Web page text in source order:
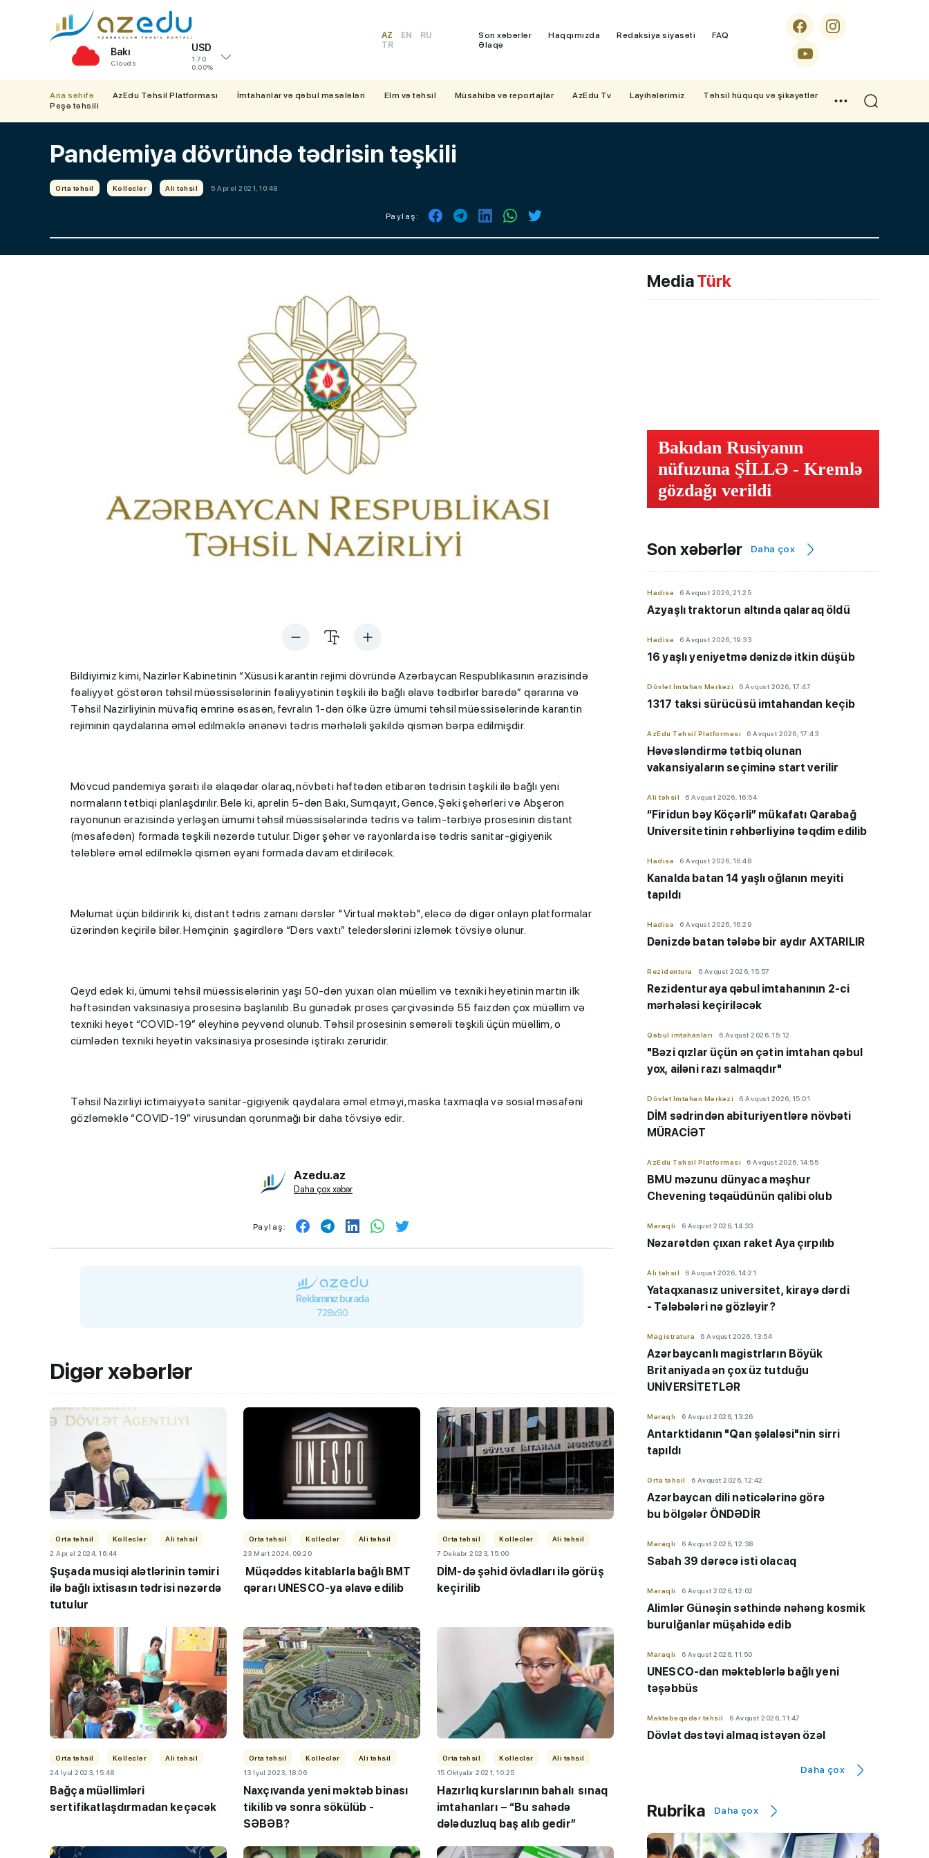
Bakı
Clouds
USD
1.70
0.00%
AZ EN
RU
TR
Son xəbərlər Haqqımızda Redaksiya siyasəti
FAQ
Əlaqə
Ana səhifə AzEdu Təhsil Platforması İmtahanlar və qəbul məsələləri Elm və təhsil Müsahibə və reportajlar AzEdu Tv Layihələrimiz
Təhsil hüququ və şikayətlər
Peşə təhsili
Pandemiya dövründə tədrisin təşkili
Orta təhsil Kolleclər Ali təhsil 5 Aprel 2021, 10:48
Paylaş:
Bildiyimiz kimi, Nazirlər Kabinetinin “Xüsusi karantin rejimi dövründə Azərbaycan Respublikasının ərazisində
fəaliyyət göstərən təhsil müəssisələrinin fəaliyyətinin təşkili ilə bağlı əlavə tədbirlər barədə” qərarına və
Təhsil Nazirliyinin müvafiq əmrinə əsasən, fevralın 1-dən ölkə üzrə ümumi təhsil müəssisələrində karantin
rejiminin qaydalarına əməl edilməklə ənənəvi tədris mərhələli şəkildə qismən bərpa edilmişdir.
Mövcud pandemiya şəraiti ilə əlaqədar olaraq, növbəti həftədən etibarən tədrisin təşkili ilə bağlı yeni
normaların tətbiqi planlaşdırılır. Belə ki, aprelin 5-dən Bakı, Sumqayıt, Gəncə, Şəki şəhərləri və Abşeron
rayonunun ərazisində yerləşən ümumi təhsil müəssisələrində tədris və təlim-tərbiyə prosesinin distant
(məsafədən) formada təşkili nəzərdə tutulur. Digər şəhər və rayonlarda isə tədris sanitar-gigiyenik
tələblərə əməl edilməklə qismən əyani formada davam etdiriləcək.
Məlumat üçün bildiririk ki, distant tədris zamanı dərslər "Virtual məktəb", eləcə də digər onlayn platformalar
üzərindən keçirilə bilər. Həmçinin şagirdlərə “Dərs vaxtı” teledərslərini izləmək tövsiyə olunur.
Qeyd edək ki, ümumi təhsil müəssisələrinin yaşı 50-dən yuxarı olan müəllim və texniki heyətinin martın ilk
həftəsindən vaksinasiya prosesinə başlanılıb. Bu günədək proses çərçivəsində 55 faizdən çox müəllim və
texniki heyət “COVID-19” əleyhinə peyvənd olunub. Təhsil prosesinin səmərəli təşkili üçün müəllim, o
cümlədən texniki heyətin vaksinasiya prosesində iştirakı zəruridir.
Təhsil Nazirliyi ictimaiyyətə sanitar-gigiyenik qaydalara əməl etməyi, maska taxmaqla və sosial məsafəni
gözləməklə “COVID-19” virusundan qorunmağı bir daha tövsiyə edir.
Azedu.az
Daha çox xəbər
Paylaş:
Reklamınız burada
728x90
Digər xəbərlər
Orta təhsil Kolleclər
Ali təhsil
2 Aprel 2024, 16:44
Şuşada musiqi alətlərinin təmiri
ilə bağlı ixtisasın tədrisi nəzərdə
tutulur
Orta təhsil Kolleclər
Ali təhsil
23 Mart 2024, 09:20
Müqəddəs kitablarla bağlı BMT
qərarı UNESCO-ya əlavə edilib
Orta təhsil Kolleclər
Ali təhsil
7 Dekabr 2023, 15:00
DİM-də şəhid övladları ilə görüş
keçirilib
Orta təhsil Kolleclər
Ali təhsil
24 İyul 2023, 15:48
Bağça müəllimləri
sertifikatlaşdırmadan keçəcək
Orta təhsil Kolleclər
Ali təhsil
13 İyul 2023, 18:06
Naxçıvanda yeni məktəb binası
tikilib və sonra sökülüb -
SƏBƏB?
Orta təhsil Kolleclər
Ali təhsil
15 Oktyabr 2021, 10:25
Hazırlıq kurslarının bahalı sınaq
imtahanları – “Bu sahədə
dələduzluq baş alıb gedir”
MediaTürk
Bakıdan Rusiyanın
nüfuzuna ŞİLLƏ - Kremlə
gözdağı verildi
Son xəbərlər Daha çox
Hadisə 6 Avqust 2026, 21:25
Azyaşlı traktorun altında qalaraq öldü
Hadisə 6 Avqust 2026, 19:33
16 yaşlı yeniyetmə dənizdə itkin düşüb
Dövlət İmtahan Mərkəzi 6 Avqust 2026, 17:47
1317 taksi sürücüsü imtahandan keçib
AzEdu Təhsil Platforması 6 Avqust 2026, 17:43
Həvəsləndirmə tətbiq olunan
vakansiyaların seçiminə start verilir
Ali təhsil 6 Avqust 2026, 16:54
“Firidun bəy Köçərli” mükafatı Qarabağ
Universitetinin rəhbərliyinə təqdim edilib
Hadisə 6 Avqust 2026, 16:48
Kanalda batan 14 yaşlı oğlanın meyiti
tapıldı
Hadisə 6 Avqust 2026, 16:29
Dənizdə batan tələbə bir aydır AXTARILIR
Rezidentura 6 Avqust 2026, 15:57
Rezidenturaya qəbul imtahanının 2-ci
mərhələsi keçiriləcək
Qəbul imtahanları 6 Avqust 2026, 15:12
"Bəzi qızlar üçün ən çətin imtahan qəbul
yox, ailəni razı salmaqdır"
Dövlət İmtahan Mərkəzi 6 Avqust 2026, 15:01
DİM sədrindən abituriyent ​​​​​​​lərə növbəti
MÜRACİƏT
AzEdu Təhsil Platforması 6 Avqust 2026, 14:55
BMU məzunu dünyaca məşhur
Chevening təqaüdünün qalibi olub
Maraqlı 6 Avqust 2026, 14:33
Nəzarətdən çıxan raket Aya çırpılıb
Ali təhsil 6 Avqust 2026, 14:21
Yataqxanasız universitet, kirayə dərdi
- Tələbələri nə gözləyir?
Magistratura 6 Avqust 2026, 13:54
Azərbaycanlı magistrların Böyük
Britaniyada ən çox üz tutduğu
UNİVERSİTETLƏR
Maraqlı 6 Avqust 2026, 13:26
Antarktidanın "Qan şəlaləsi"nin sirri
tapıldı
Orta təhsil 6 Avqust 2026, 12:42
Azərbaycan dili nəticələrinə görə
bu bölgələr ÖNDƏDİR
Maraqlı 6 Avqust 2026, 12:38
Sabah 39 dərəcə isti olacaq
Maraqlı 6 Avqust 2026, 12:02
Alimlər Günəşin səthində nəhəng kosmik
burulğanlar müşahidə edib
Maraqlı 6 Avqust 2026, 11:50
UNESCO-dan məktəblərlə bağlı yeni
təşəbbüs
Məktəbəqədər təhsil 6 Avqust 2026, 11:47
Dövlət dəstəyi almaq istəyən özəl
qaydaların tətbiqinə ehtiyac var"
Hadisə 6 Avqust 2026, 11:20
Daha çox
Rubrika Daha çox